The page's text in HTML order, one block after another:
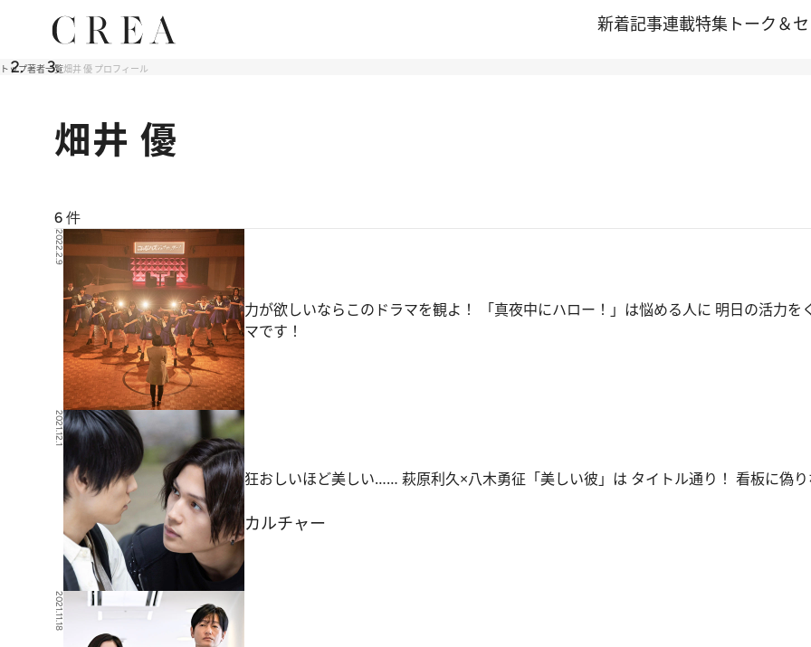
新着記事連載特集 トーク＆
トップ著者一覧畑井 優 プロフィール
畑井 優
6 件
2022.2.9
力が欲しいならこのドラマを観よ！ 「真夜中にハロー！」は悩める人に 明日の活力を
マです！
2021.12.1
狂おしいほど美しい…… 萩原利久×八木勇征「美しい彼」は タイトル通り！ 看板に偽り
カルチャー
2021.11.18